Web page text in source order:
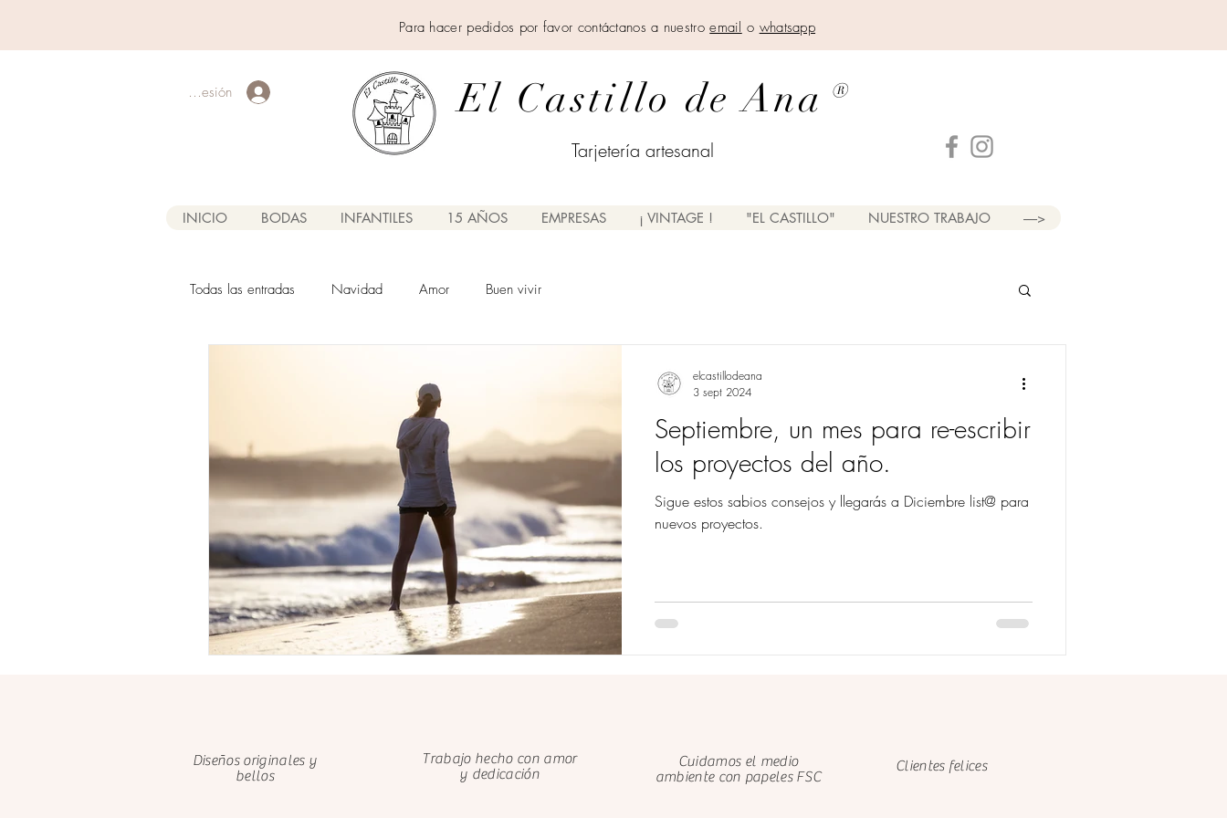
Para hacer pedidos por favor contáctanos a nuestroemail o whatsapp
Iniciar sesión El Castillo de Ana ®
Tarjetería artesanal
INICIO BODAS INFANTILES 15 AÑOS EMPRESAS ¡ VINTAGE ! "EL CASTILLO" NUESTRO TRABAJO ----->
Todas las entradas Navidad Amor Buen vivir
Septiembre, un mes para re-escribir
los proyectos del año.
Sigue estos sabios consejos y llegarás a Diciembre list@ para
nuevos proyectos.
elcastillodeana
3 sept 2024
Diseños originales y
bellos
Trabajo hecho con amor
y dedicación
Cuidamos el medio
ambiente con papeles FSC
Clientes felices